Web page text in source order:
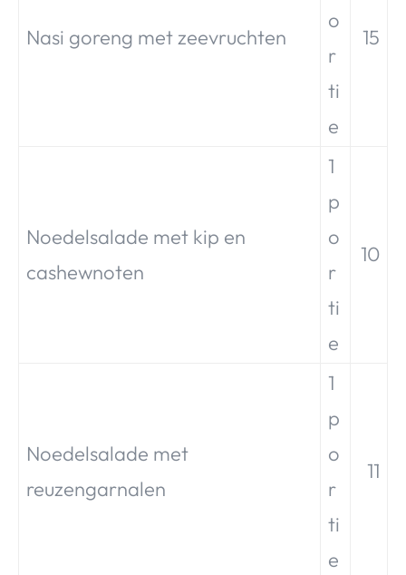
Nasi goreng met zeevruchten
o
r
ti
e
15
Noedelsalade met kip en
cashewnoten
1
p
o
r
ti
e
10
Noedelsalade met
reuzengarnalen
1
p
o
r
ti
e
11